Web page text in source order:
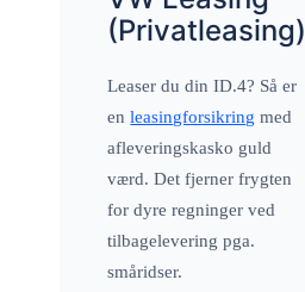
(Privatleasing)
Leaser du din ID.4? Så er
enleasingforsikring med
afleveringskasko guld
værd. Det fjerner frygten
for dyre regninger ved
tilbagelevering pga.
småridser.